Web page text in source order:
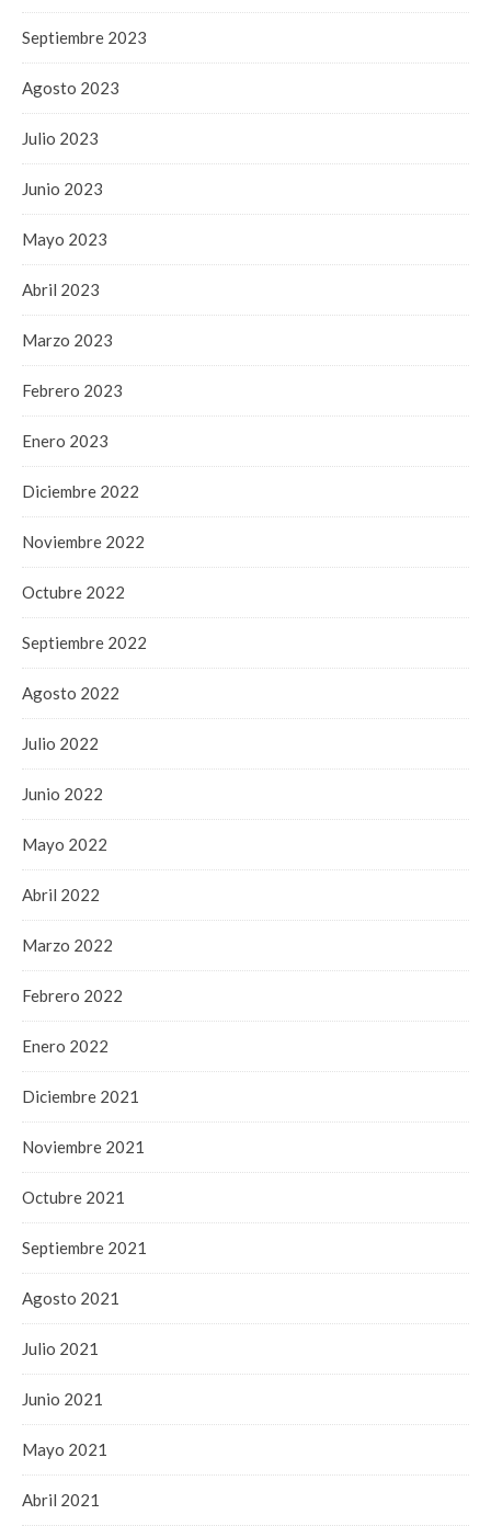
Septiembre 2023
Agosto 2023
Julio 2023
Junio 2023
Mayo 2023
Abril 2023
Marzo 2023
Febrero 2023
Enero 2023
Diciembre 2022
Noviembre 2022
Octubre 2022
Septiembre 2022
Agosto 2022
Julio 2022
Junio 2022
Mayo 2022
Abril 2022
Marzo 2022
Febrero 2022
Enero 2022
Diciembre 2021
Noviembre 2021
Octubre 2021
Septiembre 2021
Agosto 2021
Julio 2021
Junio 2021
Mayo 2021
Abril 2021